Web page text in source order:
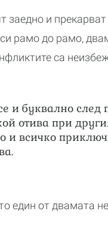
заедно и
рамо до рамо,
са
и буквално след
отива при
и всичко
един от двамата